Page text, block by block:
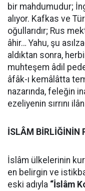
bir mahdumudur;
alıyor. Kafkas ve
oğullarıdır; Rus
âhir… Yahu, şu
aldıktan sonra,
muhteşem âdil
âfâk-ı kemâlâtta
nazarında, feleğin
ezeliyenin sırrını
İSLÂM BİRLİĞİNİN
İslâm ülkelerinin
en belirgin ve
eski adıyla “İslâm